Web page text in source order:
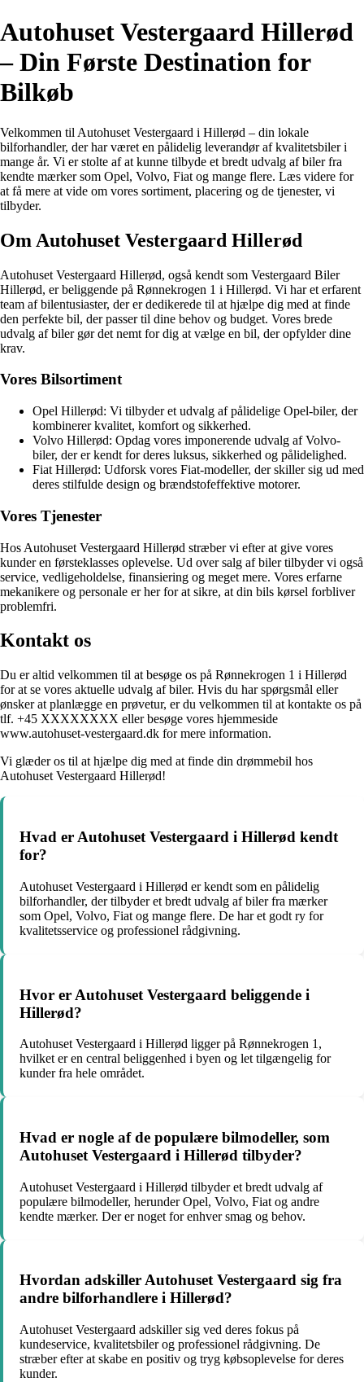
Autohuset Vestergaard Hillerød
– Din Første Destination for
Bilkøb
Velkommen til Autohuset Vestergaard i Hillerød – din lokale
bilforhandler, der har været en pålidelig leverandør af kvalitetsbiler i
mange år. Vi er stolte af at kunne tilbyde et bredt udvalg af biler fra
kendte mærker som Opel, Volvo, Fiat og mange flere. Læs videre for
at få mere at vide om vores sortiment, placering og de tjenester, vi
tilbyder.
Om Autohuset Vestergaard Hillerød
Autohuset Vestergaard Hillerød, også kendt som Vestergaard Biler
Hillerød, er beliggende på Rønnekrogen 1 i Hillerød. Vi har et erfarent
team af bilentusiaster, der er dedikerede til at hjælpe dig med at finde
den perfekte bil, der passer til dine behov og budget. Vores brede
udvalg af biler gør det nemt for dig at vælge en bil, der opfylder dine
krav.
Vores Bilsortiment
Opel Hillerød: Vi tilbyder et udvalg af pålidelige Opel-biler, der
kombinerer kvalitet, komfort og sikkerhed.
Volvo Hillerød: Opdag vores imponerende udvalg af Volvo-
biler, der er kendt for deres luksus, sikkerhed og pålidelighed.
Fiat Hillerød: Udforsk vores Fiat-modeller, der skiller sig ud med
deres stilfulde design og brændstofeffektive motorer.
Vores Tjenester
Hos Autohuset Vestergaard Hillerød stræber vi efter at give vores
kunder en førsteklasses oplevelse. Ud over salg af biler tilbyder vi også
service, vedligeholdelse, finansiering og meget mere. Vores erfarne
mekanikere og personale er her for at sikre, at din bils kørsel forbliver
problemfri.
Kontakt os
Du er altid velkommen til at besøge os på Rønnekrogen 1 i Hillerød
for at se vores aktuelle udvalg af biler. Hvis du har spørgsmål eller
ønsker at planlægge en prøvetur, er du velkommen til at kontakte os på
tlf. +45 XXXXXXXX eller besøge vores hjemmeside
www.autohuset-vestergaard.dk for mere information.
Vi glæder os til at hjælpe dig med at finde din drømmebil hos
Autohuset Vestergaard Hillerød!
Hvad er Autohuset Vestergaard i Hillerød kendt
for?
Autohuset Vestergaard i Hillerød er kendt som en pålidelig
bilforhandler, der tilbyder et bredt udvalg af biler fra mærker
som Opel, Volvo, Fiat og mange flere. De har et godt ry for
kvalitetsservice og professionel rådgivning.
Hvor er Autohuset Vestergaard beliggende i
Hillerød?
Autohuset Vestergaard i Hillerød ligger på Rønnekrogen 1,
hvilket er en central beliggenhed i byen og let tilgængelig for
kunder fra hele området.
Hvad er nogle af de populære bilmodeller, som
Autohuset Vestergaard i Hillerød tilbyder?
Autohuset Vestergaard i Hillerød tilbyder et bredt udvalg af
populære bilmodeller, herunder Opel, Volvo, Fiat og andre
kendte mærker. Der er noget for enhver smag og behov.
Hvordan adskiller Autohuset Vestergaard sig fra
andre bilforhandlere i Hillerød?
Autohuset Vestergaard adskiller sig ved deres fokus på
kundeservice, kvalitetsbiler og professionel rådgivning. De
stræber efter at skabe en positiv og tryg købsoplevelse for deres
kunder.